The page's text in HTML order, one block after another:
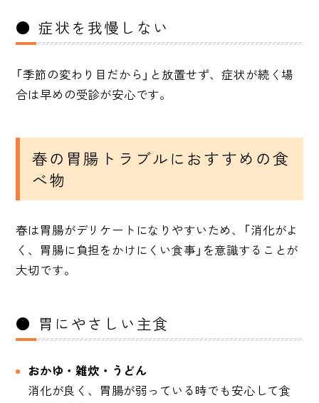
● 症状を我慢しない
「季節の変わり目だから」と放置せず、症状が続く場
合は早めの受診が安心です。
春の胃腸トラブルにおすすめの食
べ物
春は胃腸がデリケートになりやすいため、「消化がよ
く、胃腸に負担をかけにくい食事」を意識することが
大切です。
● 胃にやさしい主食
おかゆ・雑炊・うどん
消化が良く、胃腸が弱っている時でも安心して食